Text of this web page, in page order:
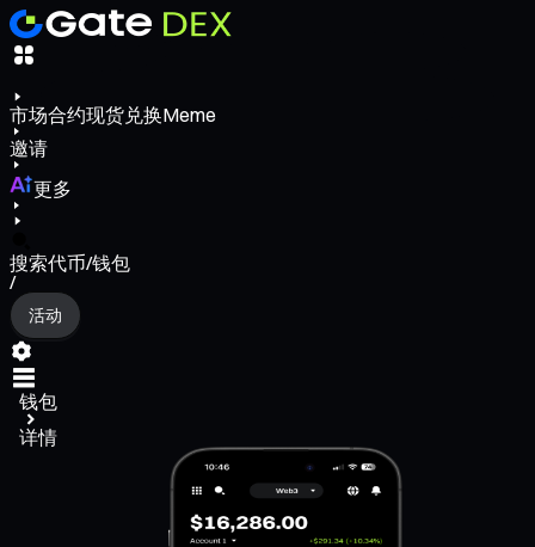
市场合约现货兑换Meme
邀请
更多
搜索代币/钱包
/
活动
钱包
详情